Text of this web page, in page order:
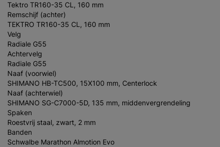
Tektro TR160-35 CL, 160 mm
Remschijf (achter)
TEKTRO TR160-35 CL, 160 mm
Velg
Radiale G55
Achtervelg
Radiale G55
Naaf (voorwiel)
SHIMANO HB-TC500, 15X100 mm, Centerlock
Naaf (achterwiel)
SHIMANO SG-C7000-5D, 135 mm, middenvergrendeling
Spaken
Roestvrij staal, zwart, 2 mm
Banden
Schwalbe Marathon Almotion Evo